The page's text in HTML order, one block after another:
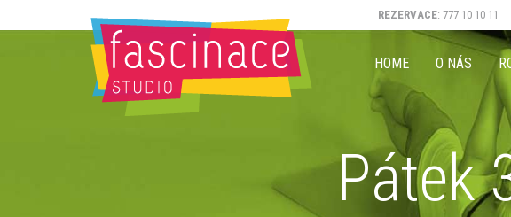
REZERVACE: 777 10 10 11
HOME O NÁS
Pátek